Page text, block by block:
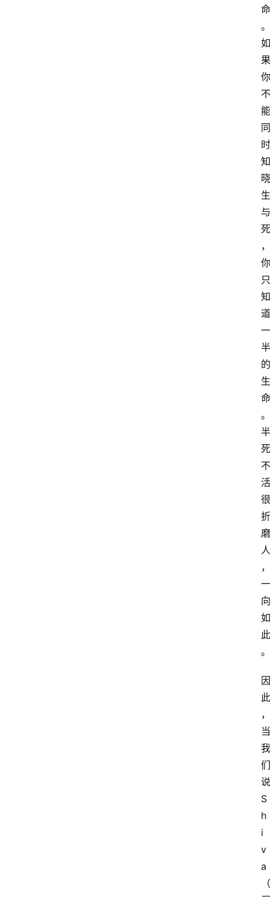
命
。
如
果
你
不
能
同
时
知
晓
生
与
死
，
你
只
知
道
一
半
的
生
命
。
半
死
不
活
很
折
磨
人
，
一
向
如
此
。
因
此
，
当
我
们
说
S
h
i
v
a
（